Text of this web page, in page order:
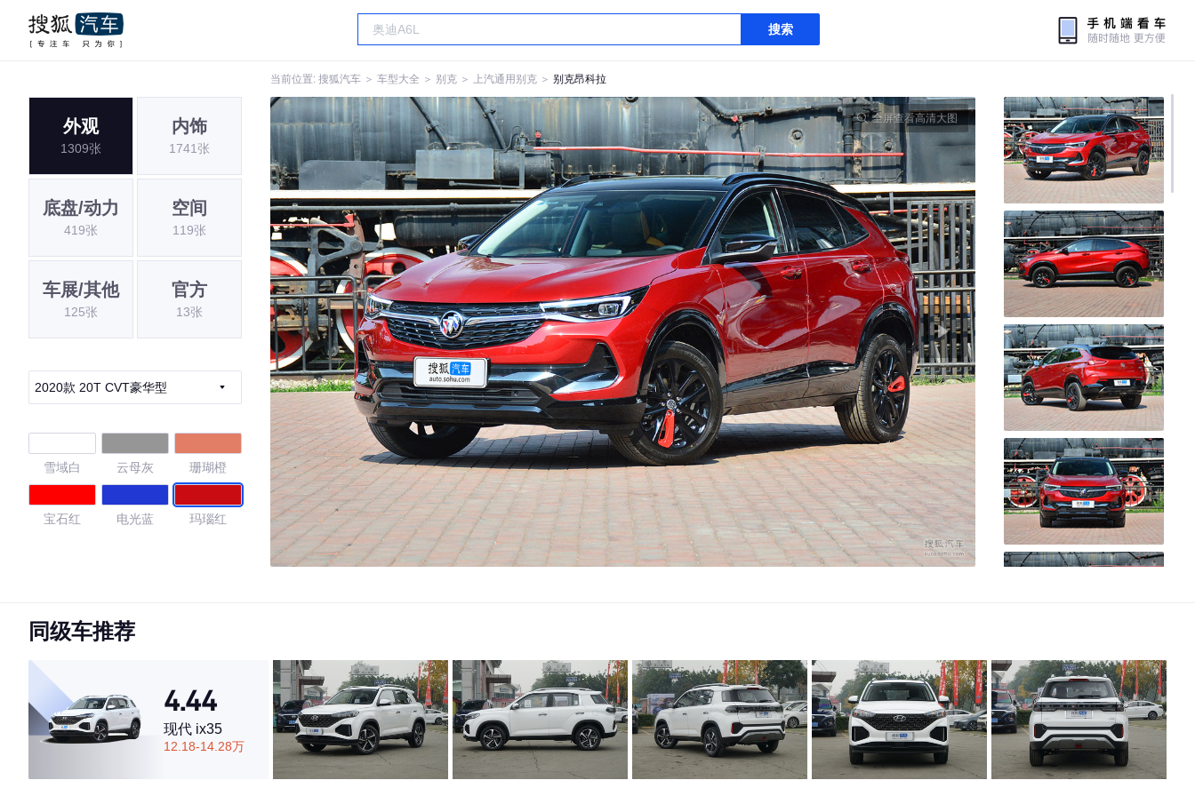
搜索
当前位置: 搜狐汽车 ＞ 车型大全 ＞ 别克 ＞ 上汽通用别克 ＞ 别克昂科拉
外观
1309张
内饰
1741张
底盘/动力
419张
空间
119张
车展/其他
125张
官方
13张
2020款 20T CVT豪华型
雪域白 云母灰 珊瑚橙
宝石红 电光蓝 玛瑙红
·内饰表现较为优秀，优于67%同级车
·空间表现一般，低于78%同级车
全屏查看高清大图
同级车推荐
4.44
现代 ix35
12.18-14.28万